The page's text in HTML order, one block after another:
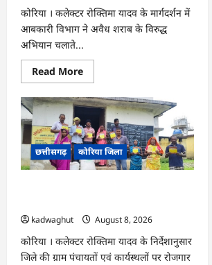
…
कोरिया । कलेक्टर रोक्तिमा यादव के मार्गदर्शन में
आबकारी विभाग ने अवैध शराब के विरुद्ध
अभियान चलाते...
Read MoreRead
more
CG
:
अवैध
शराब
पर
आबकारी
का
शिकंजा,
की
अंग्रेजी
शराब
जब्त
…
छत्तीसगढ़ कोरिया जिला
kadwaghut
August 8, 2026
कोरिया । कलेक्टर रोक्तिमा यादव के निर्देशानुसार
जिले की ग्राम पंचायतों एवं कार्यस्थलों पर रोजगार